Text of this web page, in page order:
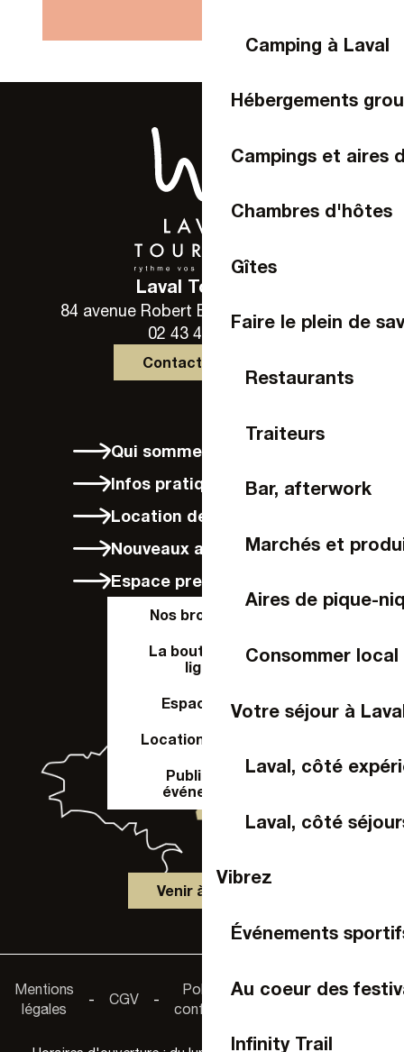
Camping à Laval
Hébergements
Campings et aires
Chambres d'hôtes
Gîtes
Faire le plein de
Restaurants
Traiteurs
Bar, afterwork
Marchés et
Aires de pique-
Consommer local
Votre séjour à
Laval, côté
Laval, côté
Vibrez
Événements
Au coeur des
Infinity Trail
Laval Tourisme
84 avenue Robert Buron - 53000 Laval
02 43 49 46 46
Contactez-nous
Qui sommes-nous ?
Infos pratiques
Location de vélos à Laval
Nouveaux arrivants
Espace presse
Nos brochures
La boutique en
ligne
Espace Pro
Location de salle
Publier un
événement
Venir à Laval
Mentions
légales
- CGV -
Politique de
confidentialité
-
Accessibilité :
non